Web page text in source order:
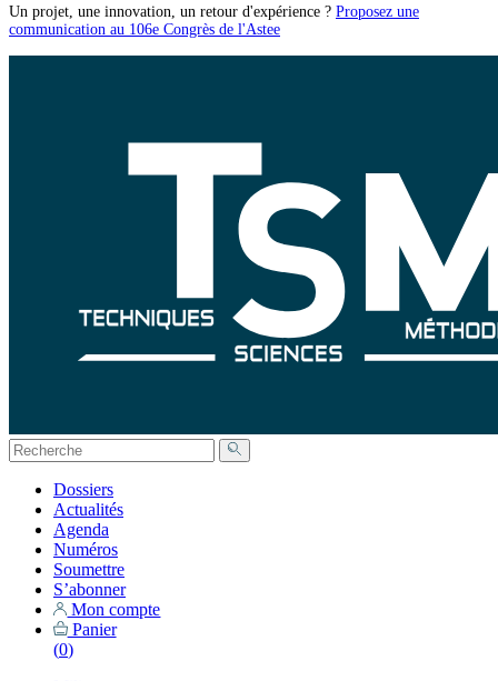
Un projet, une innovation, un retour d'expérience ? Proposez une
communication au 106e Congrès de l'Astee
Dossiers
Actualités
Agenda
Numéros
Soumettre
S’abonner
Mon compte
Panier
(0)